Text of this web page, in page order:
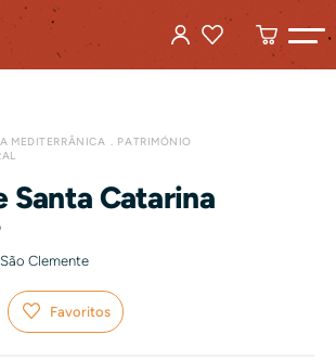
MEDITERRÂNICA
PATRIMÓNIO
Santa Catarina
Clemente
Favoritos